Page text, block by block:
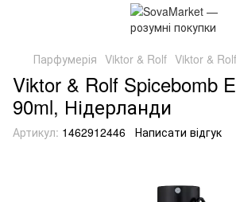
Парфумерія Viktor & Rolf Viktor &
Viktor & Rolf Spicebomb
90ml, Нідерланди
Артикул: 1462912446 Написати відгук